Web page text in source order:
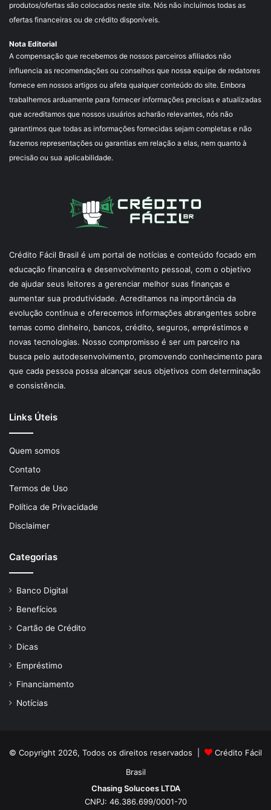
produtos/ofertas são colocados neste site. Nós não incluímos todas as
ofertas financeiras ou de crédito disponíveis.
Nota Editorial
A compensação que recebemos de nossos parceiros afiliados não
influencia as recomendações ou conselhos que nossa equipe de redatores
fornece em nossos artigos ou afeta qualquer conteúdo do site. Embora
trabalhemos arduamente para fornecer informações precisas e atualizadas
que acreditamos que nossos usuários acharão relevantes, nós não
garantimos que todas as informações fornecidas sejam completas e não
fazemos representações ou garantias em relação a elas, nem quanto à
precisão ou sua aplicabilidade.
Crédito Fácil Brasil é um portal de notícias e conteúdo focado em
educação financeira e desenvolvimento pessoal, com o objetivo
de ajudar seus leitores a gerenciar melhor suas finanças e
aumentar sua produtividade. Acreditamos na importância da
evolução contínua e oferecemos informações abrangentes sobre
temas como dinheiro, bancos, crédito, seguros, empréstimos e
novas tecnologias. Nosso compromisso é ser um parceiro na
busca pelo autodesenvolvimento, promovendo conhecimento para
que cada pessoa possa alcançar seus objetivos com determinação
e consistência.
Links Úteis
Quem somos
Contato
Termos de Uso
Política de Privacidade
Disclaimer
Categorias
Banco Digital
Benefícios
Cartão de Crédito
Dicas
Empréstimo
Financiamento
Notícias
© Copyright 2026, Todos os direitos reservados |
Crédito Fácil
Brasil
Chasing Solucoes LTDA
CNPJ: 46.386.699/0001-70